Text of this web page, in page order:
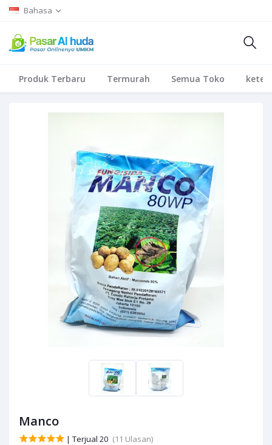
Bahasa
Produk Terbaru Termurah Semua Toko
Manco
| Terjual 20 (11 Ulasan)